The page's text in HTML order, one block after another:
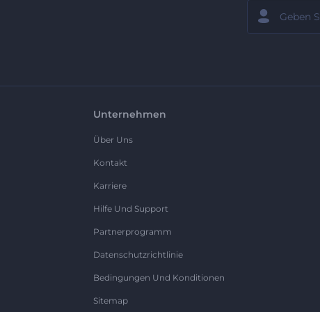
Unternehmen
Über Uns
Kontakt
Karriere
Hilfe Und Support
Partnerprogramm
Datenschutzrichtlinie
Bedingungen Und Konditionen
Sitemap